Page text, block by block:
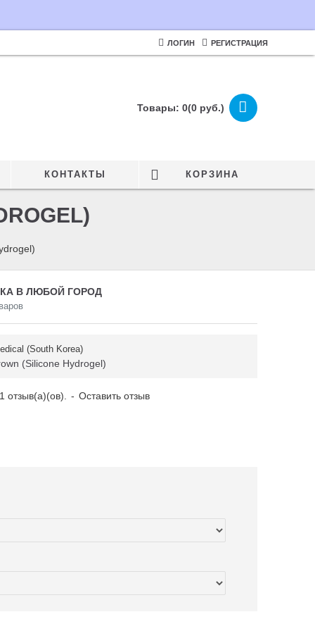
ЛОГИН РЕГИСТРАЦИЯ
Товары: 0(0 руб.)
КОНТАКТЫ КОРЗИНА
В ЛЮБОЙ ГОРОД
(South Korea)
(Silicone Hydrogel)
отзыв(а)(ов). - Оставить отзыв